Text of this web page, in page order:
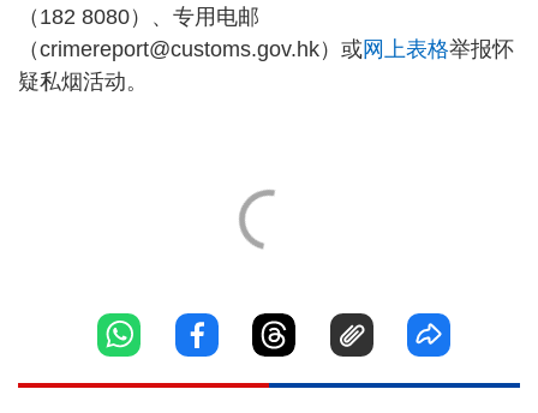
（182 8080）、专用电邮
（crimereport@customs.gov.hk）或网上表格举报怀
疑私烟活动。